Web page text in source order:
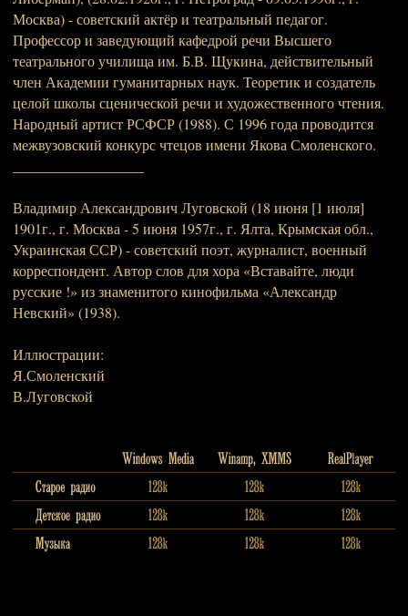
Москва) - советский актёр и театральный педагог.
Профессор и заведующий кафедрой речи Высшего
театрального училища им. Б.В. Щукина, действительный
член Академии гуманитарных наук. Теоретик и создатель
целой школы сценической речи и художественного чтения.
Народный артист РСФСР (1988). С 1996 года проводится
межвузовский конкурс чтецов имени Якова Смоленского.
Владимир Александрович Луговской (18 июня [1 июля]
1901г., г. Москва - 5 июня 1957г., г. Ялта, Крымская обл.,
Украинская ССР) - советский поэт, журналист, военный
корреспондент. Автор слов для хора «Вставайте, люди
русские !» из знаменитого кинофильма «Александр
Невский» (1938).
Иллюстрации:
Я.Смоленский
В.Луговской